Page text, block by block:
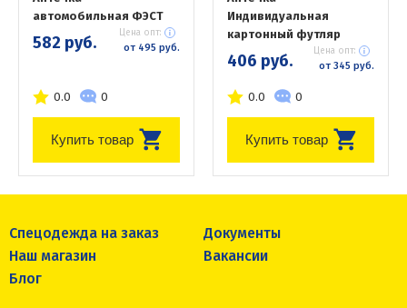
автомобильная ФЭСТ
582 руб. Цена опт:
от 495 руб.
0.0 0
Купить товар
Индивидуальная
картонный футляр
406 руб. Цена опт:
от 345 руб.
0.0 0
Купить товар
Спецодежда на заказ
Документы
Наш магазин
Вакансии
Блог